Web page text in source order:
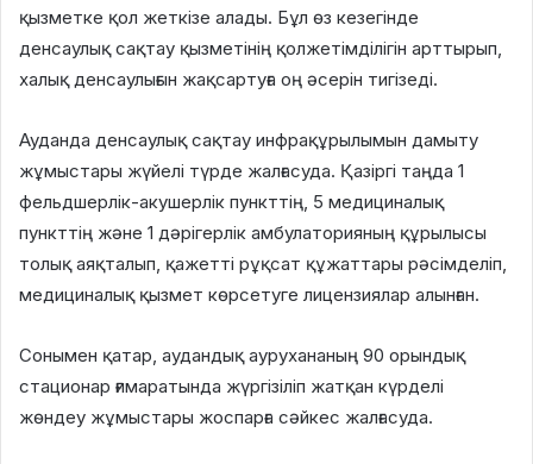
қызметке қол жеткізе алады. Бұл өз кезегінде
денсаулық сақтау қызметінің қолжетімділігін арттырып,
халық денсаулығын жақсартуға оң әсерін тигізеді.
Ауданда денсаулық сақтау инфрақұрылымын дамыту
жұмыстары жүйелі түрде жалғасуда. Қазіргі таңда 1
фельдшерлік-акушерлік пункттің, 5 медициналық
пункттің және 1 дәрігерлік амбулаторияның құрылысы
толық аяқталып, қажетті рұқсат құжаттары рәсімделіп,
медициналық қызмет көрсетуге лицензиялар алынған.
Сонымен қатар, аудандық аурухананың 90 орындық
стационар ғимаратында жүргізіліп жатқан күрделі
жөндеу жұмыстары жоспарға сәйкес жалғасуда.